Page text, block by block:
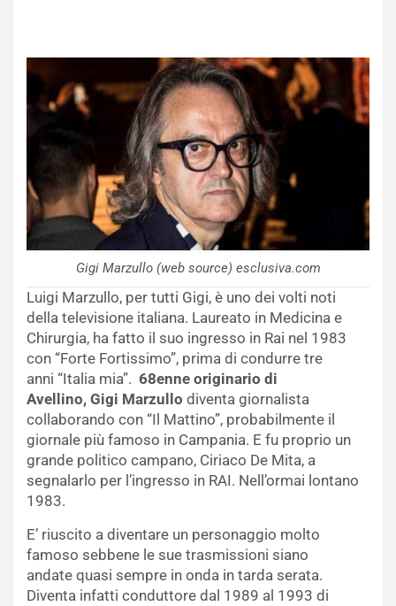
Gigi Marzullo (web source) esclusiva.com
Luigi Marzullo, per tutti Gigi, è uno dei volti noti
della televisione italiana. Laureato in Medicina e
Chirurgia, ha fatto il suo ingresso in Rai nel 1983
con “Forte Fortissimo”, prima di condurre tre
anni “Italia mia”. 68enne originario di
Avellino, Gigi Marzullo diventa giornalista
collaborando con “Il Mattino”, probabilmente il
giornale più famoso in Campania. E fu proprio un
grande politico campano, Ciriaco De Mita, a
segnalarlo per l’ingresso in RAI. Nell’ormai lontano
1983.
E’ riuscito a diventare un personaggio molto
famoso sebbene le sue trasmissioni siano
andate quasi sempre in onda in tarda serata.
Diventa infatti conduttore dal 1989 al 1993 di